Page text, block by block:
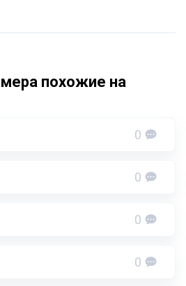
похожие на
0
0
0
0